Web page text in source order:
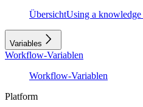
ÜbersichtUsing a
Variables
Workflow-Variablen
Workflow-Variablen
Platform